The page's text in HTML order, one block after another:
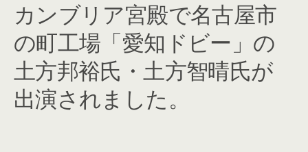
カンブリア宮殿で名古屋市
の町工場「愛知ドビー」の
土方邦裕氏・土方智晴氏が
出演されました。